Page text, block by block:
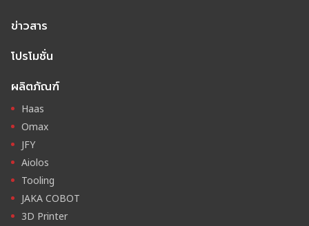
ข่าวสาร
โปรโมชั่น
ผลิตภัณฑ์
Haas
Omax
JFY
Aiolos
Tooling
JAKA COBOT
3D Printer